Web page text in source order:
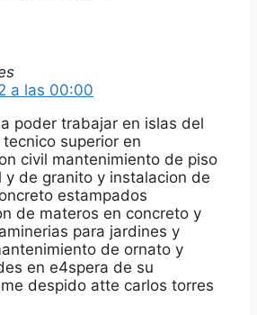
a las 00:00
poder trabajar en islas del
superior en
civil mantenimiento de piso
y de granito y instalacion de
estampados
de materos en concreto y
para jardines y
de ornato y
en e4spera de su
despido atte carlos torres